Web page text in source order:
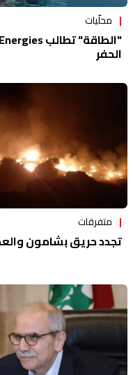
محلّيات
الحفر
متفرقات
تجدد حريق بشامون